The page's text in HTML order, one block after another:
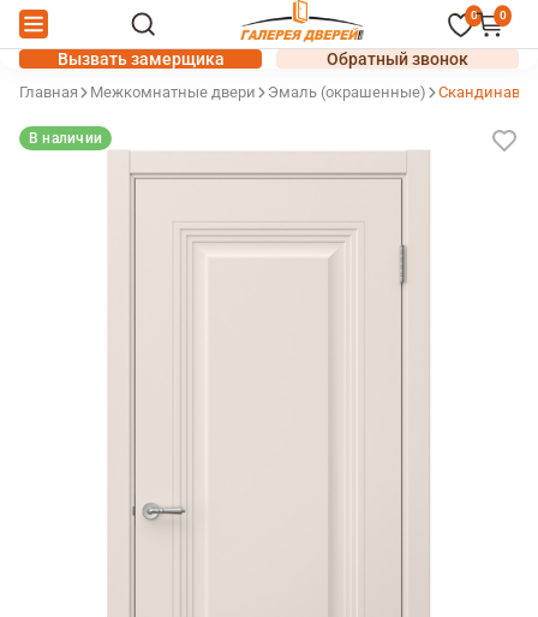
0 0
Вызвать замерщика Обратный звонок
Главная Межкомнатные двери Эмаль (окрашенные)
В наличии